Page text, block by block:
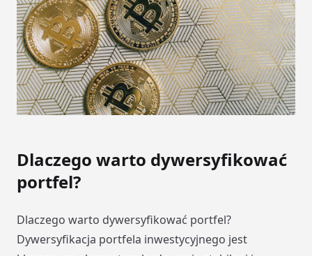
Dlaczego warto dywersyfikować
portfel?
Dlaczego warto dywersyfikować portfel?
Dywersyfikacja portfela inwestycyjnego jest